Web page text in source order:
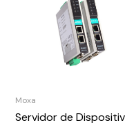
Moxa
Servidor de